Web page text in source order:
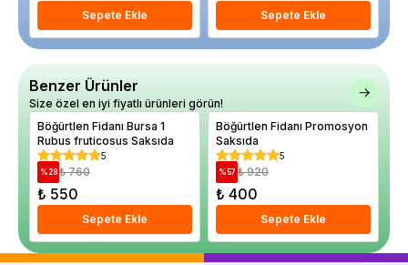
Sepete Ekle Sepete Ekle
Benzer Ürünler
Size özel en iyi fiyatlı ürünleri görün!
Böğürtlen Fidanı Bursa 1
Rubus fruticosus Saksıda
5
%28 ₺ 760
₺ 550
Sepete Ekle
Böğürtlen Fidanı Promosyon
Saksıda
5
% 57 ₺ 920
₺ 400
Sepete Ekle